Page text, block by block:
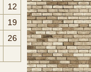
12
19
26